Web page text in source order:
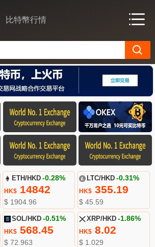
比特幣行情
ETH/HKD -0.28%
HK$ 14842
$ 1904.96
LTC/HKD -0.31%
HK$355.19
$ 45.59
SOL/HKD -0.51%
HK$ 568.45
$ 72.963
XRP/HKD -1.86%
HK$8.02
$ 1.029